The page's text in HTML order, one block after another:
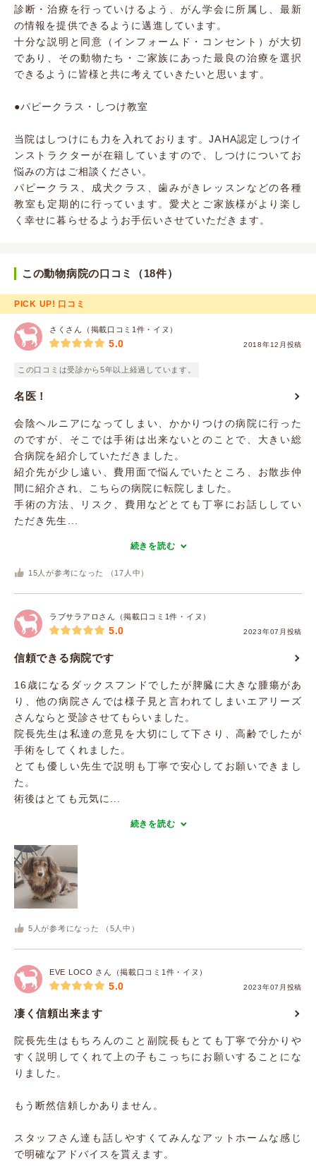
診断・治療を行っていけるよう、がん学会に所属し、最新
の情報を提供できるように邁進しています。
十分な説明と同意（インフォームド・コンセント）が大切
であり、その動物たち・ご家族にあった最良の治療を選択
できるように皆様と共に考えていきたいと思います。
●パピークラス・しつけ教室
当院はしつけにも力を入れております。JAHA認定しつけイ
ンストラクターが在籍していますので、しつけについてお
悩みの方はご相談ください。
パピークラス、成犬クラス、歯みがきレッスンなどの各種
教室も定期的に行っています。愛犬とご家族様がより楽し
く幸せに暮らせるようお手伝いさせていただきます。
この動物病院の口コミ（18件）
PICK UP! 口コミ
さくさん（掲載口コミ1件・イヌ）
2018年12月投稿
5.0
この口コミは受診から5年以上経過しています。
名医！
会陰ヘルニアになってしまい、かかりつけの病院に行った
のですが、そこでは手術は出来ないとのことで、大きい総
合病院を紹介していただきました。
紹介先が少し遠い、費用面で悩んでいたところ、お散歩仲
間に紹介され、こちらの病院に転院しました。
手術の方法、リスク、費用などとても丁寧にお話ししてい
ただき先生...
続きを読む
15 人が参考になった （ 17 人中）
ラブサラアロさん（掲載口コミ1件・イヌ）
2023年07月投稿
5.0
信頼できる病院です
16歳になるダックスフンドでしたが脾臓に大きな腫瘍があ
り、他の病院さんでは様子見と言われてしまいエアリーズ
さんならと受診させてもらいました。
院長先生は私達の意見を大切にして下さり、高齢でしたが
手術をしてくれました。
とても優しい先生で説明も丁寧で安心してお願いできまし
た。
術後はとても元気に...
続きを読む
5 人が参考になった （ 5 人中）
EVE LOCO さん（掲載口コミ1件・イヌ）
2023年07月投稿
5.0
凄く信頼出来ます
院長先生はもちろんのこと副院長もとても丁寧で分かりや
すく説明してくれて上の子もこっちにお願いすることにな
りました。
もう断然信頼しかありません。
スタッフさん達も話しやすくてみんなアットホームな感じ
で明確なアドバイスを貰えます。